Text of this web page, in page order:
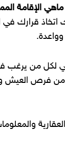
ماهي الإقامة
اتخاذ قرارك في
لكل من يرغب
من فرص العيش